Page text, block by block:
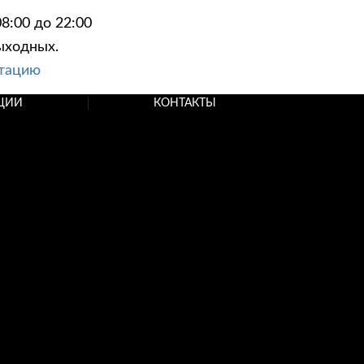
до 22:00
КОНТАКТЫ